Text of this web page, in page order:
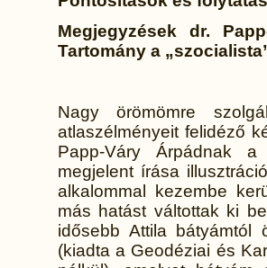
Megjegyzések dr.
Tartomány a
Nagy örömömre
atlaszélményeit felidéző
Papp-Váry Árpádnak a
megjelent írása
alkalommal kezembe
más hatást váltottak ki
idősebb Attila bátyámtól
(kiadta a Geodéziai és